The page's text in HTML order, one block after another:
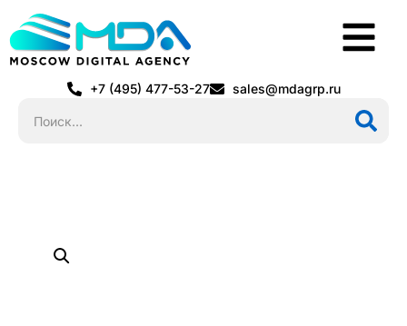
+7 (495) 477-53-27 sales@mdagrp.ru